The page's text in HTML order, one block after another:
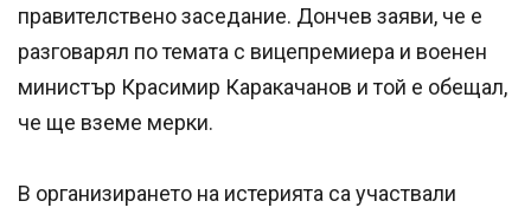
правителствено заседание. Дончев заяви, че е
разговарял по темата с вицепремиера и военен
министър Красимир Каракачанов и той е обещал,
че ще вземе мерки.
В организирането на истерията са участвали